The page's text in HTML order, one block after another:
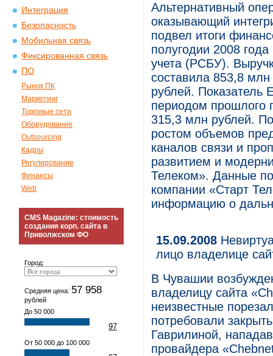
Интеграция
Безопасность
Мобильная связь
Фиксированная связь
ПО
Рынок ПК
Маркетинг
Торговые сети
Оборудование
Outsourcing
Кадры
Регулирование
Финансы
Web
CMS Magazine: стоимость
создания корп. сайта в
Приволжском ФО
Город:
Средняя цена: 57 958
рублей
До 50 000
97
От 50 000 до 100 000
Альтернативный
оказывающий
подвел итоги
полугодии 2008
учета (РСБУ).
составила 853,8
рублей. Показатель
периодом прошлого
315,3 млн рублей.
ростом объемов
каналов связи и
развитием и
Телеком». Данные
компании «Старт
информацию о
15.09.2008
лицо владелице
В Чувашии
владелицу сайта
неизвестные
потребовали
Гаврилиной,
провайдера